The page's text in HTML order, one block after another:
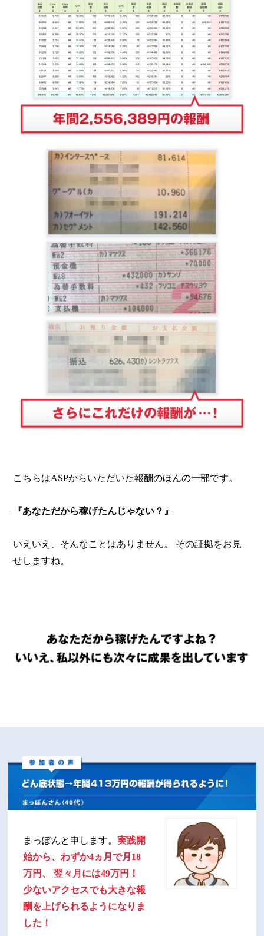
こちらはASPからいただいた報酬のほんの一部です。
『あなただから稼げたんじゃない？』
いえいえ、そんなことはありません。
その証拠をお見
せしますね。
まっぽんと申します。 実践開
始から、わずか4ヵ月で月18
万円、 翌々月には49万円！
少ないアクセスでも大きな報
酬を上げられるようになりま
した！